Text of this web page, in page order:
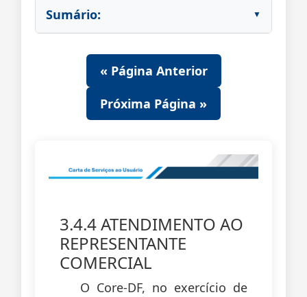
Sumário:
« Página Anterior
Próxima Página »
3.4.4 ATENDIMENTO AO
REPRESENTANTE
COMERCIAL
O Core-DF, no exercício de